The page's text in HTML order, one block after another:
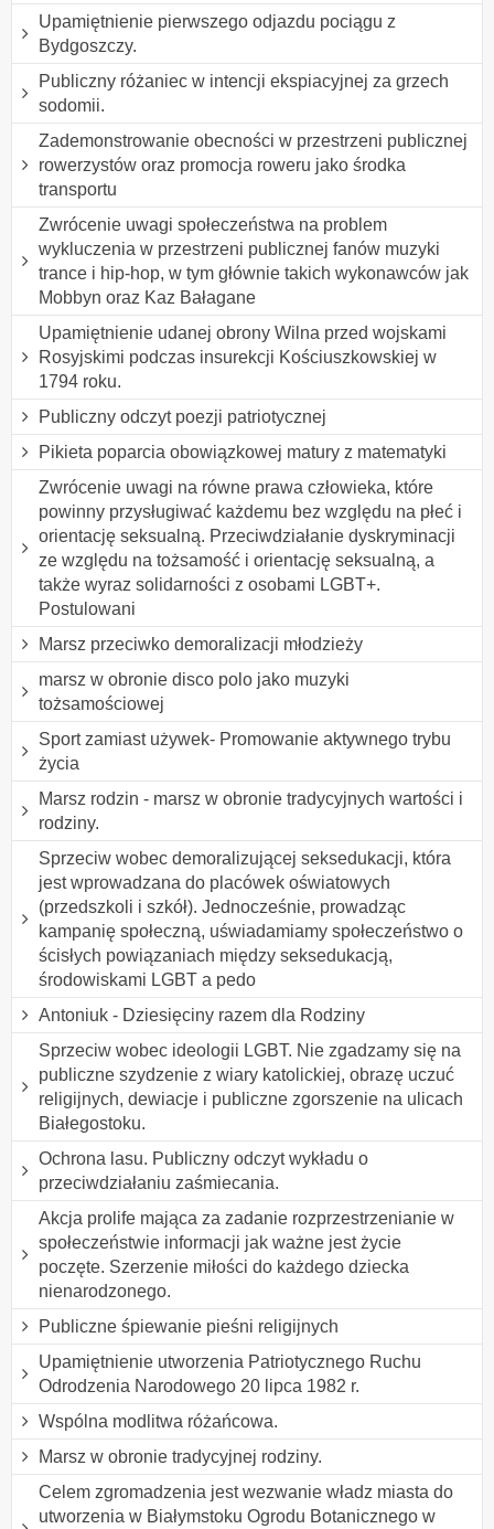
Upamiętnienie pierwszego odjazdu pociągu z
Bydgoszczy.
Publiczny różaniec w intencji ekspiacyjnej za grzech
sodomii.
Zademonstrowanie obecności w przestrzeni publicznej
rowerzystów oraz promocja roweru jako środka
transportu
Zwrócenie uwagi społeczeństwa na problem
wykluczenia w przestrzeni publicznej fanów muzyki
trance i hip-hop, w tym głównie takich wykonawców jak
Mobbyn oraz Kaz Bałagane
Upamiętnienie udanej obrony Wilna przed wojskami
Rosyjskimi podczas insurekcji Kościuszkowskiej w
1794 roku.
Publiczny odczyt poezji patriotycznej
Pikieta poparcia obowiązkowej matury z matematyki
Zwrócenie uwagi na równe prawa człowieka, które
powinny przysługiwać każdemu bez względu na płeć i
orientację seksualną. Przeciwdziałanie dyskryminacji
ze względu na tożsamość i orientację seksualną, a
także wyraz solidarności z osobami LGBT+.
Postulowani
Marsz przeciwko demoralizacji młodzieży
marsz w obronie disco polo jako muzyki
tożsamościowej
Sport zamiast używek- Promowanie aktywnego trybu
życia
Marsz rodzin - marsz w obronie tradycyjnych wartości i
rodziny.
Sprzeciw wobec demoralizującej seksedukacji, która
jest wprowadzana do placówek oświatowych
(przedszkoli i szkół). Jednocześnie, prowadząc
kampanię społeczną, uświadamiamy społeczeństwo o
ścisłych powiązaniach między seksedukacją,
środowiskami LGBT a pedo
Antoniuk - Dziesięciny razem dla Rodziny
Sprzeciw wobec ideologii LGBT. Nie zgadzamy się na
publiczne szydzenie z wiary katolickiej, obrazę uczuć
religijnych, dewiacje i publiczne zgorszenie na ulicach
Białegostoku.
Ochrona lasu. Publiczny odczyt wykładu o
przeciwdziałaniu zaśmiecania.
Akcja prolife mająca za zadanie rozprzestrzenianie w
społeczeństwie informacji jak ważne jest życie
poczęte. Szerzenie miłości do każdego dziecka
nienarodzonego.
Publiczne śpiewanie pieśni religijnych
Upamiętnienie utworzenia Patriotycznego Ruchu
Odrodzenia Narodowego 20 lipca 1982 r.
Wspólna modlitwa różańcowa.
Marsz w obronie tradycyjnej rodziny.
Celem zgromadzenia jest wezwanie władz miasta do
utworzenia w Białymstoku Ogrodu Botanicznego w